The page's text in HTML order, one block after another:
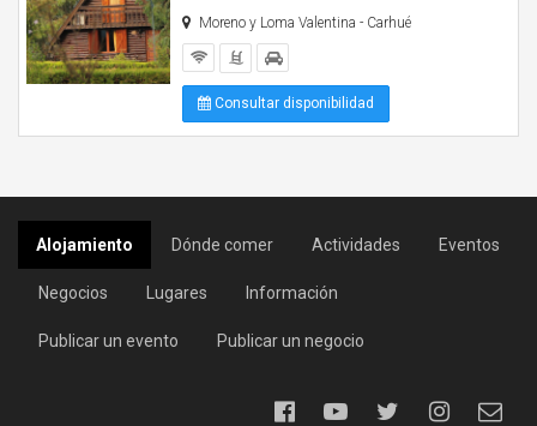
Moreno y Loma Valentina - Carhué
Consultar disponibilidad
Alojamiento Dónde comer Actividades Eventos
Negocios Lugares Información
Publicar un evento Publicar un negocio